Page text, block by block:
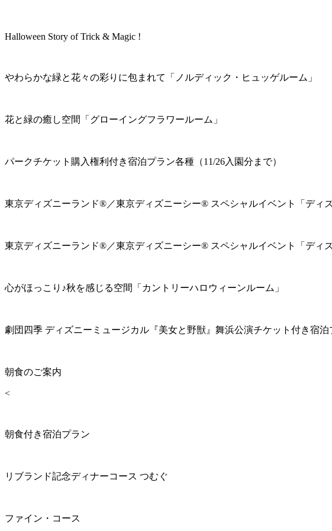
Halloween Story of Trick & Magic !
やわらかな緑と花々の彩りに包まれて「ノルディック・ヒュッゲルーム」
花と緑の癒し空間「グローイングフラワールーム」
パークチケット購入権利付き宿泊プラン各種（11/26入園分まで）
東京ディズニーランド®／東京ディズニーシー® スペシャルイベント「ディ
東京ディズニーランド®／東京ディズニーシー® スペシャルイベント「ディ
心がほっこり♪秋を感じる空間「カントリーハロウィーンルーム」
劇団四季 ディズニーミュージカル『美女と野獣』舞浜公演チケット付き宿泊
朝食のご案内
<
朝食付き宿泊プラン
リブランド記念ディナーコース つむぐ
ファイン・コース